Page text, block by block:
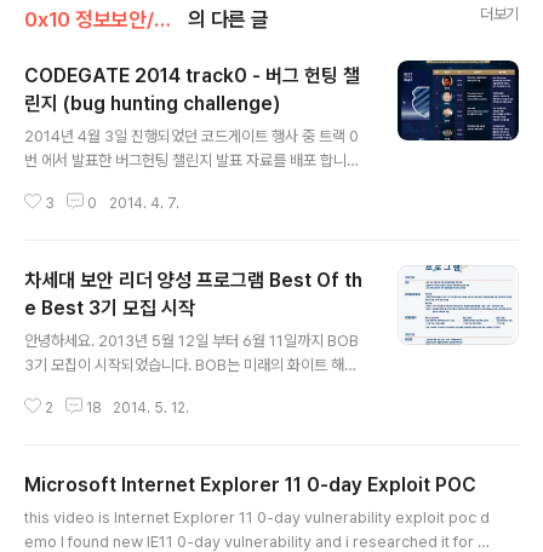
0x10 정보보안/0x11 security 의 다른 글 더보기
CODEGATE 2014 track0 - 버그 헌팅 챌
린지 (bug hunting challenge)
2014년 4월 3일 진행되었던 코드게이트 행사 중 트랙 0
번 에서 발표한 버그헌팅 챌린지 발표 자료를 배포 합니다.
아지지 않는다면 아래 파일 링크로 받아주시면 감사하겠습
배포하는 발표자료는 16:9 로 배포 합니다. 204E362C0
EF1E8C2624C098D0449EA4F.pdf http://www.sl
ideshare.net/sweetchip/codegate-2014
3 0 2014. 4. 7.
차세대 보안 리더 양성 프로그램 Best Of th
e Best 3기 모집 시작
안녕하세요. 2013년 5월 12일 부터 6월 11일까지 BOB
3기 모집이 시작되었습니다. BOB는 미래의 화이트 해커
선발되면 약 6~8개월간 기본 소양 교육과 심화교육 그리
터 프로그래밍, 리버싱등 여러 분야의 강의를 해주시고 가
끔씩 해외 멘토도 오셔서 최대 일주일 정도 특강을 진행해
주셨습니다. 공부하는 분야는 화이트 해커가 가장 필요로
2 18 2014. 5. 12.
Microsoft Internet Explorer 11 0-day Exploit POC
this video is Internet Explorer 11 0-day vulnerability exploit poc d
emo I found new IE11 0-day vulnerability and i researched it for a